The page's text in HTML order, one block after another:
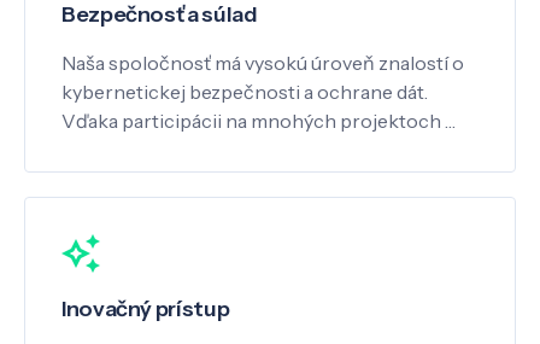
Bezpečnosť a súlad
Naša spoločnosť má vysokú úroveň znalostí o
kybernetickej bezpečnosti a ochrane dát.
Vďaka participácii na mnohých projektoch …
Inovačný prístup